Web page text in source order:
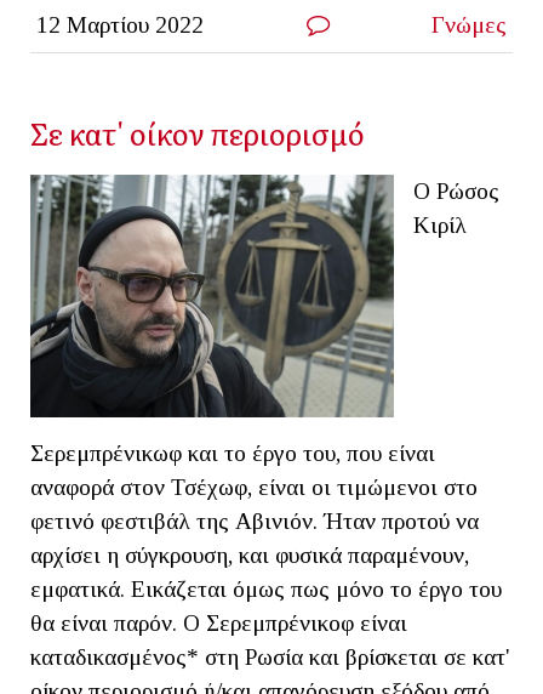
12 Μαρτίου 2022 Γνώμες
Σε κατ' οίκον περιορισμό
Ο Ρώσος
Κιρίλ
Σερεμπρένικωφ και το έργο του, που είναι
αναφορά στον Τσέχωφ, είναι οι τιμώμενοι στο
φετινό φεστιβάλ της Αβινιόν. Ήταν προτού να
αρχίσει η σύγκρουση, και φυσικά παραμένουν,
εμφατικά. Εικάζεται όμως πως μόνο το έργο του
θα είναι παρόν. Ο Σερεμπρένικοφ είναι
καταδικασμένος* στη Ρωσία και βρίσκεται σε κατ'